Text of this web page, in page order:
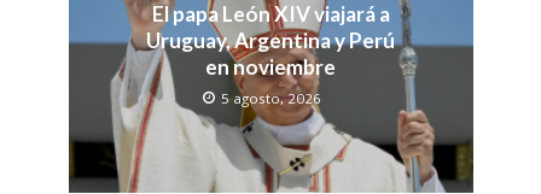
El papa León XIV viajará a
Uruguay, Argentina y Perú
en noviembre
5 agosto, 2026